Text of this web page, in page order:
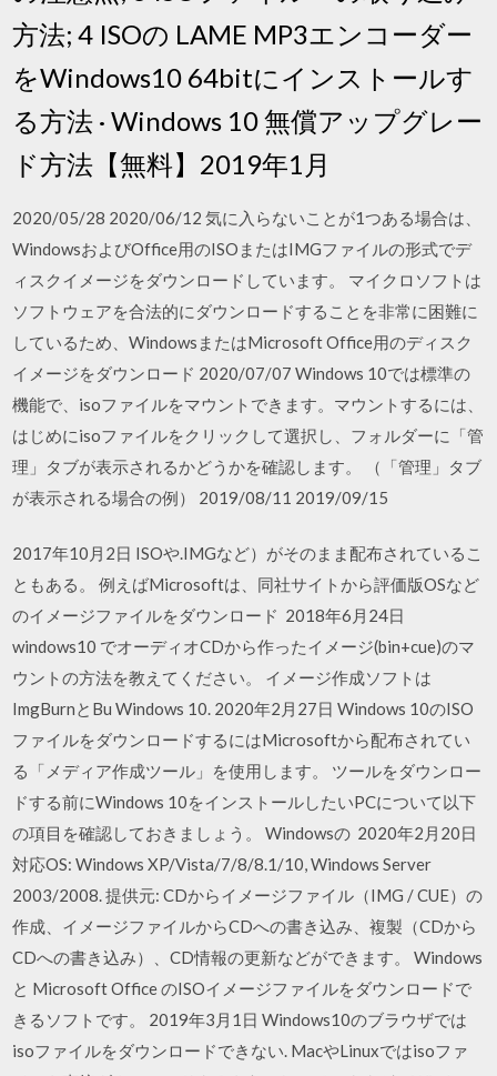
方法; 4 ISOの LAME MP3エンコーダー
をWindows10 64bitにインストールす
る方法 · Windows 10 無償アップグレー
ド方法【無料】2019年1月
2020/05/28 2020/06/12 気に入らないことが1つある場合は、
WindowsおよびOffice用のISOまたはIMGファイルの形式でデ
ィスクイメージをダウンロードしています。 マイクロソフトは
ソフトウェアを合法的にダウンロードすることを非常に困難に
しているため、WindowsまたはMicrosoft Office用のディスク
イメージをダウンロード 2020/07/07 Windows 10では標準の
機能で、isoファイルをマウントできます。マウントするには、
はじめにisoファイルをクリックして選択し、フォルダーに「管
理」タブが表示されるかどうかを確認します。 （「管理」タブ
が表示される場合の例） 2019/08/11 2019/09/15
2017年10月2日 ISOや.IMGなど）がそのまま配布されているこ
ともある。 例えばMicrosoftは、同社サイトから評価版OSなど
のイメージファイルをダウンロード 2018年6月24日
windows10 でオーディオCDから作ったイメージ(bin+cue)のマ
ウントの方法を教えてください。 イメージ作成ソフトは
ImgBurnとBu Windows 10. 2020年2月27日 Windows 10のISO
ファイルをダウンロードするにはMicrosoftから配布されてい
る「メディア作成ツール」を使用します。 ツールをダウンロー
ドする前にWindows 10をインストールしたいPCについて以下
の項目を確認しておきましょう。 Windowsの 2020年2月20日
対応OS: Windows XP/Vista/7/8/8.1/10, Windows Server
2003/2008. 提供元: CDからイメージファイル（IMG / CUE）の
作成、イメージファイルからCDへの書き込み、複製（CDから
CDへの書き込み）、CD情報の更新などができます。 Windows
と Microsoft Office のISOイメージファイルをダウンロードで
きるソフトです。 2019年3月1日 Windows10のブラウザでは
isoファイルをダウンロードできない. MacやLinuxではisoファ